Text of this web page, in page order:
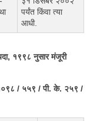
पर्यंत किंवा त्या
आधी.
१९९८ नुसार मंजूरी
१०९८ / ५५९ / पी. के. २५९ /